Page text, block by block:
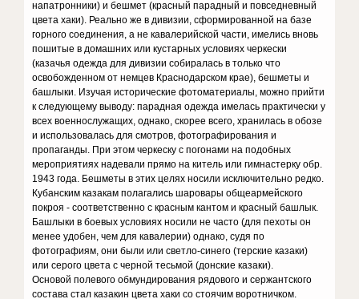
напатронники) и бешмет (красный парадный и повседневный
цвета хаки). Реально же в дивизии, сформированной на базе
горного соединения, а не кавалерийской части, имелись вновь
пошитые в домашних или кустарных условиях черкески
(казачья одежда для дивизии собиралась в только что
освобожденном от немцев Краснодарском крае), бешметы и
башлыки. Изучая исторические фотоматериалы, можно прийти
к следующему выводу: парадная одежда имелась практически у
всех военнослужащих, однако, скорее всего, хранилась в обозе
и использовалась для смотров, фотографирования и
пропаганды. При этом черкеску с погонами на подобных
мероприятиях надевали прямо на китель или гимнастерку обр.
1943 года. Бешметы в этих целях носили исключительно редко.
Кубанским казакам полагались шаровары общеармейского
покроя - соответственно с красным кантом и красный башлык.
Башлыки в боевых условиях носили не часто (для пехоты он
менее удобен, чем для кавалерии) однако, судя по
фотографиям, они были или светло-синего (терские казаки)
или серого цвета с черной тесьмой (донские казаки).
Основой полевого обмундирования рядового и сержантского
состава стал казакин цвета хаки со стоячим воротничком.